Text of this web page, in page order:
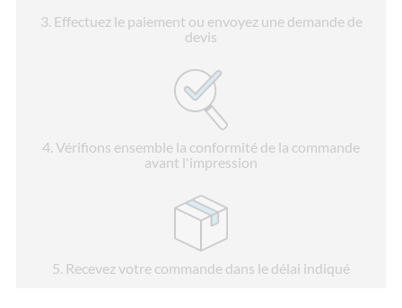
3. Effectuez le paiement ou envoyez une demande de
devis
4 . Vérifions ensemble la conformité de la commande
avant l'impression
5. Recevez votre commande dans le délai indiqué